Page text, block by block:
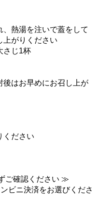
熱湯を注いで蓋をして
上がりください
さじ1杯
後はお早めにお召し上が
ください
ご確認ください ≫
ビニ決済をお選びくださ